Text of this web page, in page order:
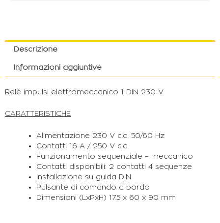
Descrizione
Informazioni aggiuntive
Relè impulsi elettromeccanico 1 DIN 230 V
CARATTERISTICHE
Alimentazione 230 V c.a. 50/60 Hz
Contatti 16 A / 250 V c.a.
Funzionamento sequenziale – meccanico
Contatti disponibili: 2 contatti 4 sequenze
Installazione su guida DIN
Pulsante di comando a bordo
Dimensioni (LxPxH) 17.5 x 60 x 90 mm